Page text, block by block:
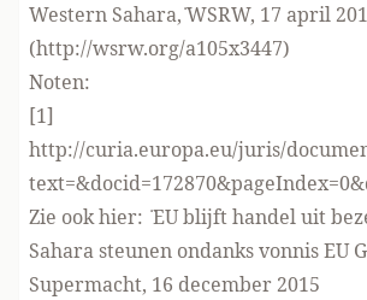
Western Sahara,¨ WSRW, 17 april
(http://wsrw.org/a105x3447)
Noten:
[1]
http://curia.europa.eu/juris/
Zie ook hier: ¨ EU blijft handel uit
Sahara steunen ondanks vonnis EU
Supermacht, 16 december 2015